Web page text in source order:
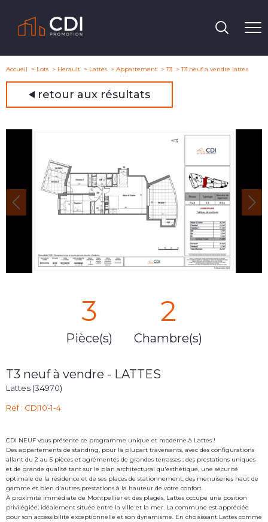
Accueil Lots Herault Lattes Appartement T3 T3 neuf a vendre lattes
retour aux résultats
3
Pièce(s)
2
Chambre(s)
T3 neuf à vendre - LATTES
Lattes (34970)
Réf : CDI10-1-4
CDI NEUF vous présente ce programme unique et moderne à Lattes !
Des appartements de standing, pour la plupart traversants, avec des configurations
allant du 2 au 5 pièces et agrémentés de grandes terrasses ; des prestations uniques
et de grande qualité tant sur le plan architectural qu'esthétique, une sécurité
optimale de la résidence et de ses places de stationnement, des menuiseries haut de
gamme et bien d'autres prestations à la hauteur de votre confort.
À proximité immédiate de Montpellier et des plages, Lattes occupe une position
privilégiée, idéalement située entre la ville et la mer. La commune est appréciée
pour son accessibilité exceptionnelle et son dynamisme. En choisissant Lattes comme